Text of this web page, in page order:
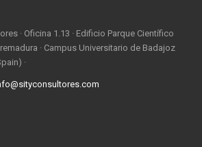
· Oficina 1.13 · Edificio Parque Científico
· Campus Universitario de Badajoz
·